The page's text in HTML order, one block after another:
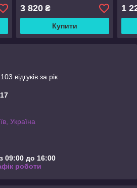
3 820₴
Купити
1
відгуків за рік
Україна
09:00 до 16:00
роботи